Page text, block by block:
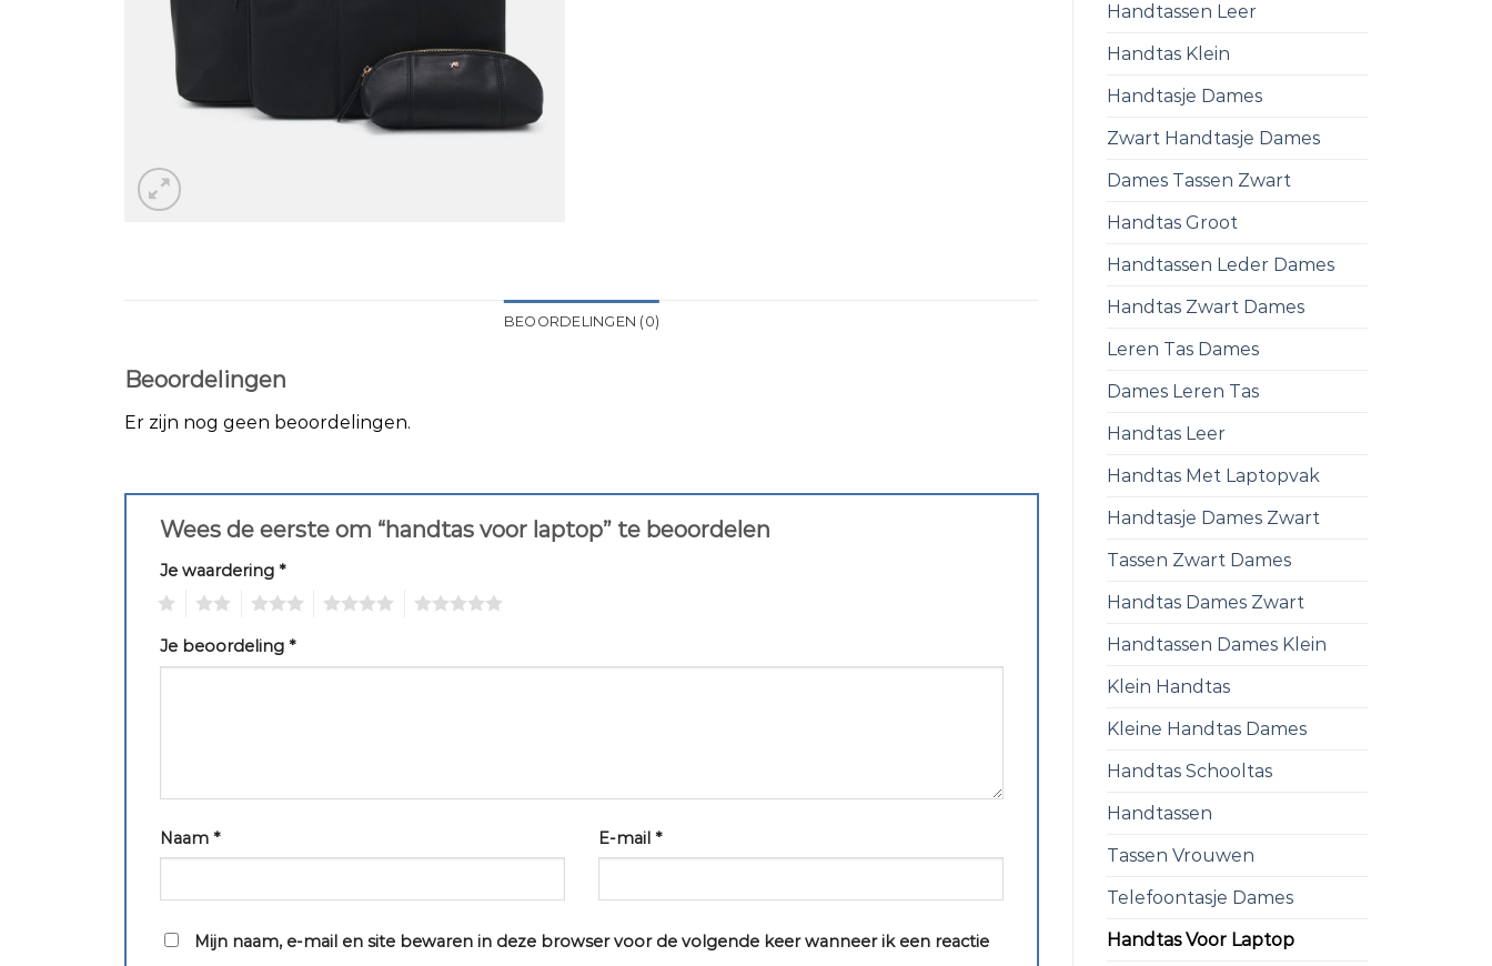
Handtassen Leer
Handtas Klein
Handtasje Dames
Zwart Handtasje Dames
Dames Tassen Zwart
Handtas Groot
Handtassen Leder Dames
Handtas Zwart Dames
Leren Tas Dames
Dames Leren Tas
Handtas Leer
Handtas Met Laptopvak
Handtasje Dames Zwart
Tassen Zwart Dames
Handtas Dames Zwart
Handtassen Dames Klein
Klein Handtas
Kleine Handtas Dames
Handtas Schooltas
Handtassen
Tassen Vrouwen
Telefoontasje Dames
Handtas Voor Laptop
BEOORDELINGEN (0)
Beoordelingen
Er zijn nog geen beoordelingen.
Wees de eerste om “handtas voor laptop” te beoordelen
Je waardering *
Je beoordeling *
Naam * E-mail *
Mijn naam, e-mail en site bewaren in deze browser voor de volgende keer wanneer ik een reactie